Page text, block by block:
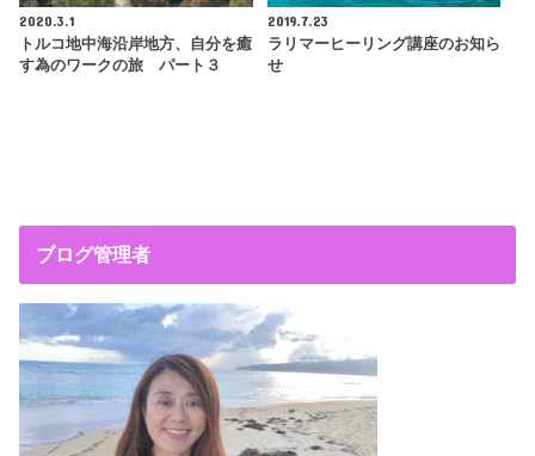
2020.3.1
トルコ地中海沿岸地方、自分を癒
す為のワークの旅 パート３
2019.7.23
ラリマーヒーリング講座のお知ら
せ
ブログ管理者